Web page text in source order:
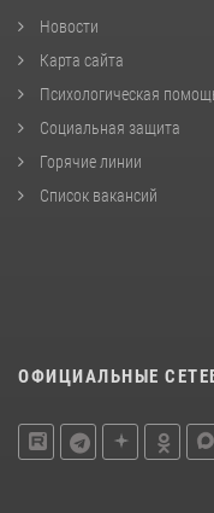
Новости
Карта сайта
Психологическая
Социальная защита
Горячие линии
Список вакансий
ОФИЦИАЛЬНЫЕ